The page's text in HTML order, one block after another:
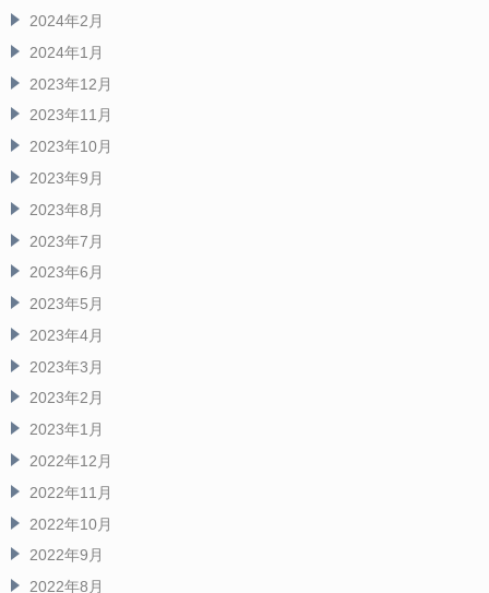
2024年2月
2024年1月
2023年12月
2023年11月
2023年10月
2023年9月
2023年8月
2023年7月
2023年6月
2023年5月
2023年4月
2023年3月
2023年2月
2023年1月
2022年12月
2022年11月
2022年10月
2022年9月
2022年8月